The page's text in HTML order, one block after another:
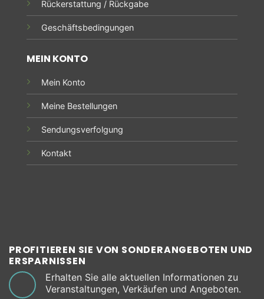
Rückerstattung / Rückgabe
Geschäftsbedingungen
MEIN KONTO
Mein Konto
Meine Bestellungen
Sendungsverfolgung
Kontakt
PROFITIEREN SIE VON SONDERANGEBOTEN UND
ERSPARNISSEN
Erhalten Sie alle aktuellen Informationen zu
Veranstaltungen, Verkäufen und Angeboten.